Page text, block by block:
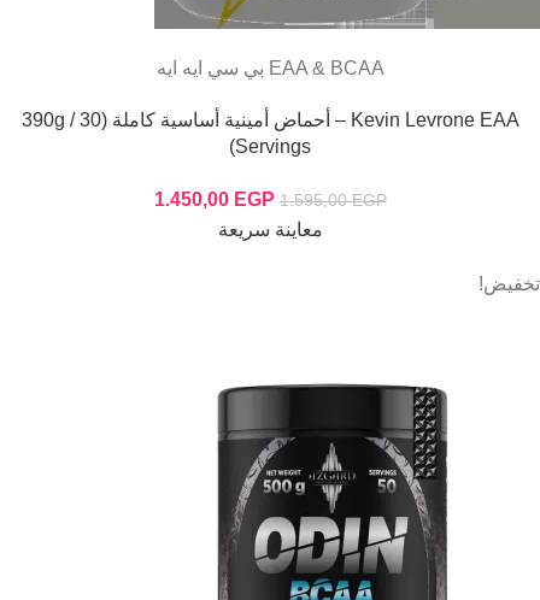
EAA & BCAA بي سي ايه ايه
Kevin Levrone EAA – أحماض أمينية أساسية كاملة (390g / 30
Servings)
1.595,00EGP
1.450,00 EGP
معاينة سريعة
تخفيض!